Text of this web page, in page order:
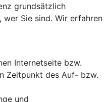
grundsätzlich
wer Sie sind. Wir erfahren
Internetseite bzw.
Zeitpunkt des Auf- bzw.
und